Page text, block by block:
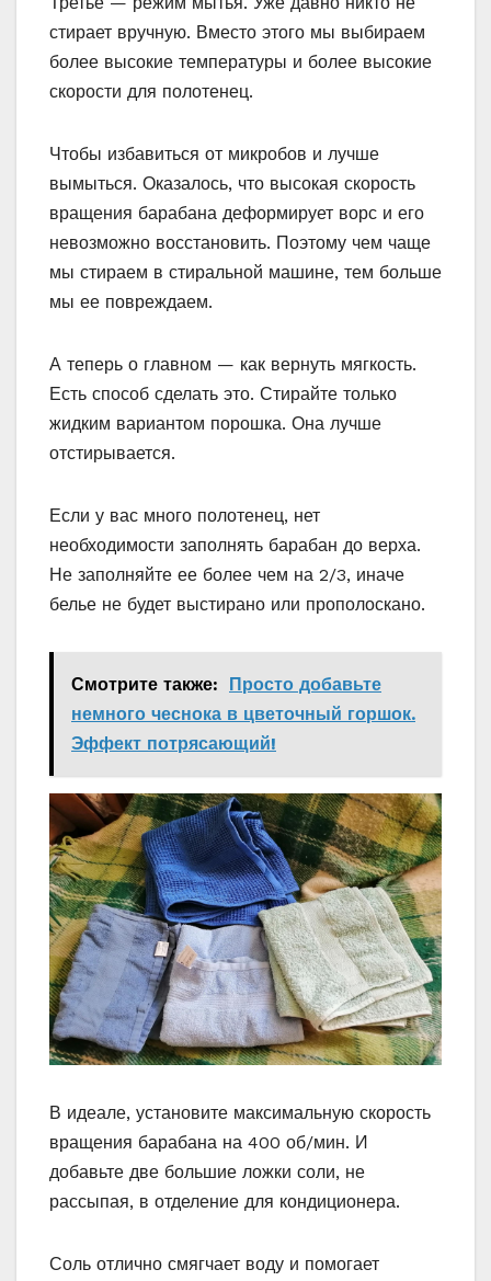
стирает вручную. Вместо этого мы выбираем
более высокие температуры и более высокие
скорости для полотенец.
Чтобы избавиться от микробов и лучше
вымыться. Оказалось, что высокая скорость
вращения барабана деформирует ворс и его
невозможно восстановить. Поэтому чем чаще
мы стираем в стиральной машине, тем больше
мы ее повреждаем.
А теперь о главном — как вернуть мягкость.
Есть способ сделать это. Стирайте только
жидким вариантом порошка. Она лучше
отстирывается.
Если у вас много полотенец, нет
необходимости заполнять барабан до верха.
Не заполняйте ее более чем на 2/3, иначе
белье не будет выстирано или прополоскано.
Смотрите также:
Просто добавьте
немного чеснока в цветочный горшок.
Эффект потрясающий!
В идеале, установите максимальную скорость
вращения барабана на 400 об/мин. И
добавьте две большие ложки соли, не
рассыпая, в отделение для кондиционера.
Соль отлично смягчает воду и помогает